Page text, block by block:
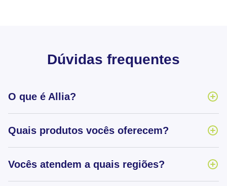
Dúvidas frequentes
O que é Allia?
Quais produtos vocês oferecem?
Vocês atendem a quais regiões?